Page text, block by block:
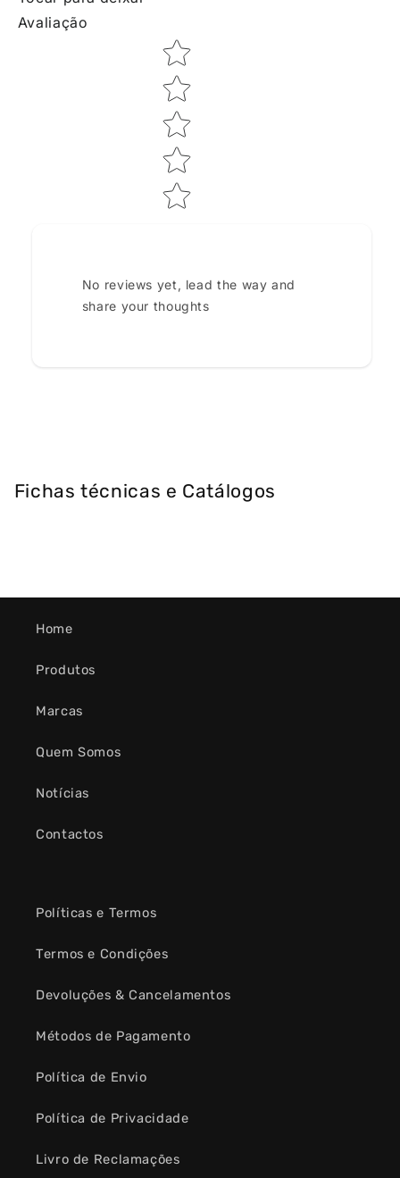
Avaliação
Star rating
No reviews yet, lead the way and
share your thoughts
Fichas técnicas e Catálogos
Home
Produtos
Marcas
Quem Somos
Notícias
Contactos
Políticas e Termos
Termos e Condições
Devoluções & Cancelamentos
Métodos de Pagamento
Política de Envio
Política de Privacidade
Livro de Reclamações